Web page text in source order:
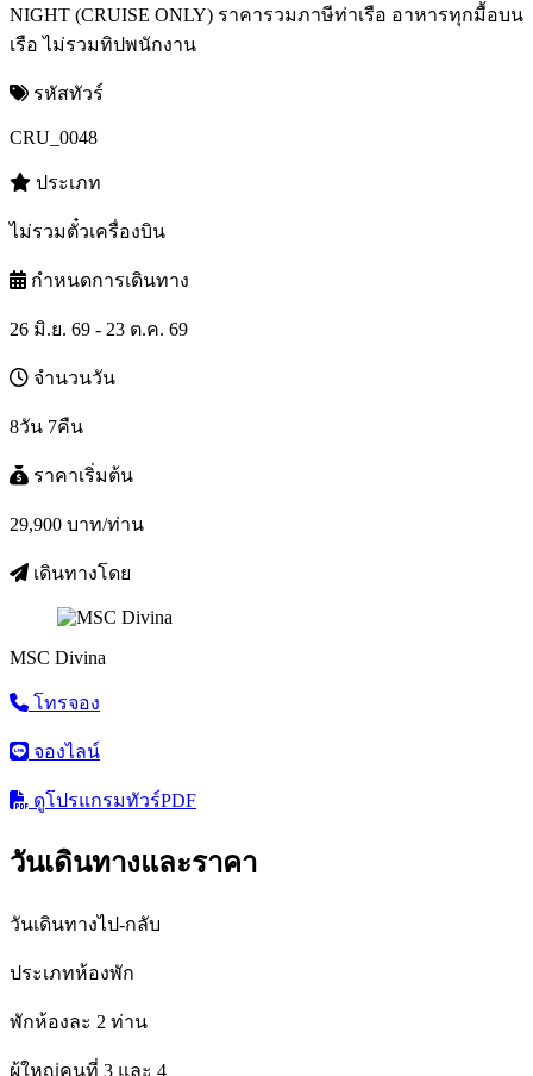
NIGHT (CRUISE ONLY) ราคารวมภาษีท่าเรือ อาหารทุกมื้อบน
เรือ ไม่รวมทิปพนักงาน
รหัสทัวร์
CRU_0048
ประเภท
ไม่รวมตั๋วเครื่องบิน
กำหนดการเดินทาง
26 มิ.ย. 69 - 23 ต.ค. 69
จำนวนวัน
8วัน 7คืน
ราคาเริ่มต้น
29,900 บาท/ท่าน
เดินทางโดย
MSC Divina
โทรจอง
จองไลน์
ดูโปรแกรมทัวร์PDF
วันเดินทางและราคา
วันเดินทางไป-กลับ
ประเภทห้องพัก
พักห้องละ 2 ท่าน
ผู้ใหญ่คนที่ 3 และ 4